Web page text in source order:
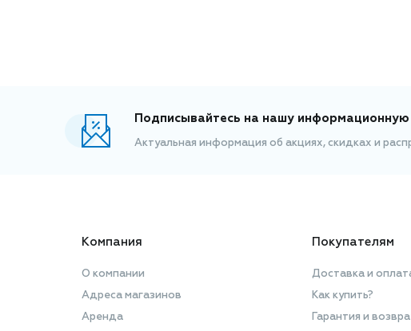
Подписывайтесь на нашу информационную
Актуальная информация об акциях, скидках и
Компания
О компании
Адреса магазинов
Аренда
Покупателям
Доставка и
Как купить?
Гарантия и